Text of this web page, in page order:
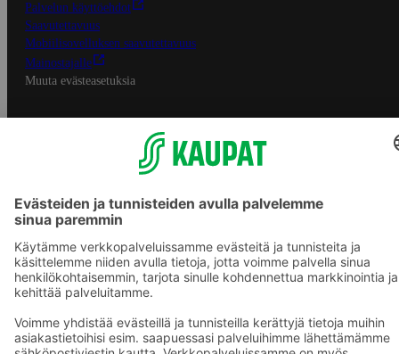
Palvelun käyttöehdot
Saavutettavuus
Mobiilisovelluksen saavutettavuus
Mainostajalle
Muuta evästeasetuksia
S-ryhmän palvelut
S-ryhmä
Asiakasomistajuus
Yhteishyvä Ruoka -sovellus
S-ostoslista -sovellus
Prisma.fi
Sokos.fi
S-Pankki
Yhteishyvä